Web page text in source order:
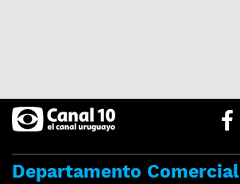
Departamento Comercial